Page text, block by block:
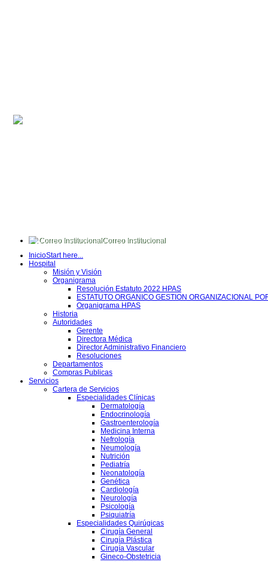
Correo Institucional
Intranet
Quipux
InicioStart here...
Hospital
Misión y Visión
Organigrama
Resolución Estatuto 2022 HPAS
ESTATUTO ORGANICO GESTION ORGANIZACIONAL
Organigrama HPAS
Historia
Autoridades
Gerente
Directora Médica
Director Administrativo Financiero
Resoluciones
Departamentos
Compras Publicas
Servicios
Cartera de Servicios
Especialidades Clínicas
Dermatología
Endocrinología
Gastroenterología
Medicina Interna
Nefrología
Neumología
Nutrición
Pediatría
Neonatología
Genética
Cardiología
Neurología
Psicología
Psiquiatría
Especialidades Quirúgicas
Cirugía General
Cirugía Plástica
Cirugía Vascular
Gineco-Obstetricia